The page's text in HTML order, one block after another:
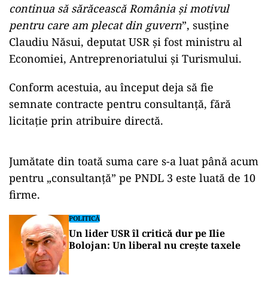
continua să sărăcească România și motivul
pentru care am plecat din guvern”, susține
Claudiu Năsui, deputat USR și fost ministru al
Economiei, Antreprenoriatului și Turismului.
Conform acestuia, au început deja să fie
semnate contracte pentru consultanță, fără
licitație prin atribuire directă.
ad